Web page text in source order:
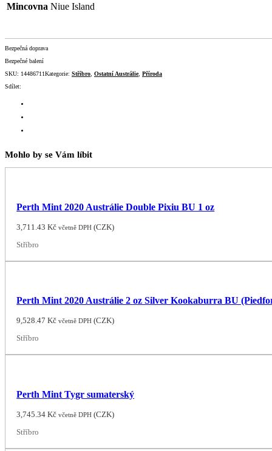
Mincovna Niue Island
Bezpečná doprava
Bezpečné balení
SKU: 14486711Kategorie: Stříbro, Ostatní Austrálie, Příroda
Sdílet:
Mohlo by se Vám líbit
Perth Mint 2020 Austrálie Double Pixiu BU 1 oz
3,711.43Kč včetně DPH (CZK)
Stříbro
Perth Mint 2020 Austrálie 2 oz Silver Kookaburra BU
9,528.47Kč včetně DPH (CZK)
Stříbro
Perth Mint Tygr sumaterský
3,745.34Kč včetně DPH (CZK)
Stříbro